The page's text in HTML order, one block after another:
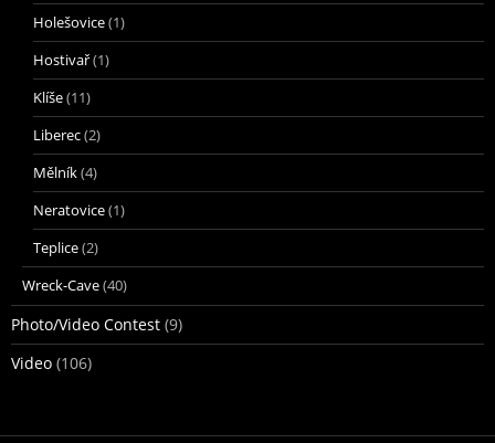
Holešovice(1)
Hostivař(1)
Klíše(11)
Liberec(2)
Mělník(4)
Neratovice(1)
Teplice(2)
Wreck-Cave(40)
Photo/Video Contest (9)
Video (106)